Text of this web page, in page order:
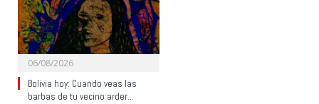
06/08/2026
Bolivia hoy: Cuando veas las
barbas de tu vecino arder…